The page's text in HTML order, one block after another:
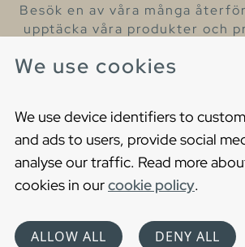
We use cookies
We use device identifiers to
and ads to users, provide social
analyse our traffic. Read more
cookies in ourcookie policy.
ALLOW ALL DENY ALL
Besök en av våra många
upptäcka våra produkter och
Cookies
Privacy